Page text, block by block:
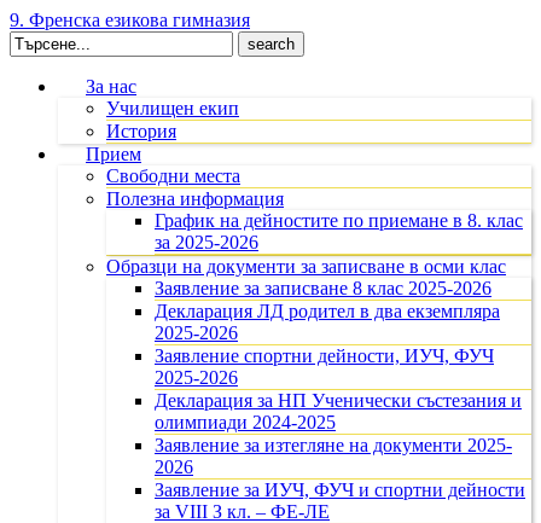
9. Френска езикова гимназия
Search
for:
За нас
Училищен екип
История
Прием
Свободни места
Полезна информация
График на дейностите по приемане в 8. клас
за 2025-2026
Образци на документи за записване в осми клас
Заявление за записване 8 клас 2025-2026
Декларация ЛД родител в два екземпляра
2025-2026
Заявление спортни дейности, ИУЧ, ФУЧ
2025-2026
Декларация за НП Ученически състезания и
олимпиади 2024-2025
Заявление за изтегляне на документи 2025-
2026
Заявление за ИУЧ, ФУЧ и спортни дейности
за VIII З кл. – ФЕ-ЛЕ